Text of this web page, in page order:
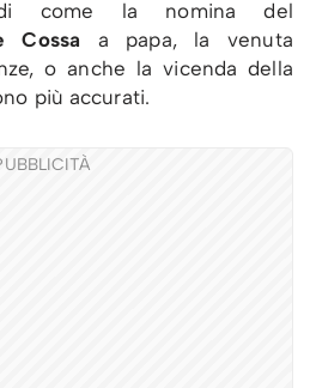
come la nomina del
Cossa a papa, la venuta
o anche la vicenda della
più accurati.